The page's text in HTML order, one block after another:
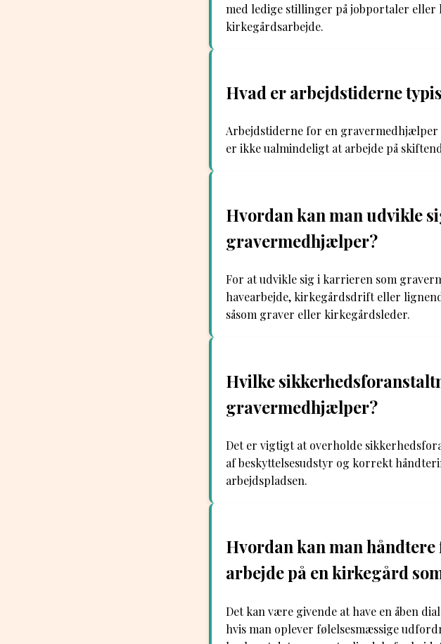
med ledige stillinger på jobportaler eller
kirkegårdsarbejde.
Hvad er arbejdstiderne
Arbejdstiderne for en
er ikke ualmindeligt at arbejde på
Hvordan kan man udvikle
gravermedhjælper?
For at udvikle sig i karrieren som
havearbejde, kirkegårdsdrift eller
såsom graver eller kirkegårdsleder.
Hvilke
gravermedhjælper?
Det er vigtigt at overholde
af beskyttelsesudstyr og korrekt
arbejdspladsen.
Hvordan kan man
arbejde på en kirkegård
Det kan være givende at have en åben
hvis man oplever følelsesmæssige